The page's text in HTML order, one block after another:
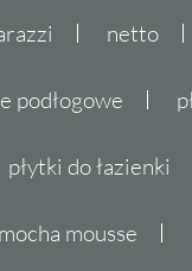
netto
podłogowe
płytki do łazienki
mocha mousse